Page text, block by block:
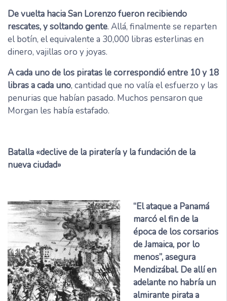
De vuelta hacia San Lorenzo fueron recibiendo
rescates, y soltando gente. Allá, finalmente se reparten
el botín, el equivalente a 30,000 libras esterlinas en
dinero, vajillas oro y joyas.
A cada uno de los piratas le correspondió entre 10 y 18
libras a cada uno, cantidad que no valía el esfuerzo y las
penurias que habían pasado. Muchos pensaron que
Morgan les había estafado.
Batalla «declive de la piratería y la fundación de la
nueva ciudad»
“El ataque a Panamá
marcó el fin de la
época de los corsarios
de Jamaica, por lo
menos”, asegura
Mendizábal. De allí en
adelante no habría un
almirante pirata a